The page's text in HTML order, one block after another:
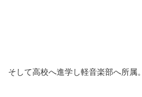
そして高校へ進学し軽音楽部へ所属。